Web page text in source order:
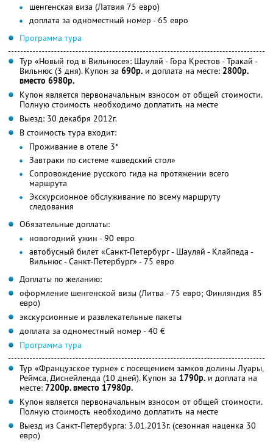
шенгенская виза (Латвия 75 евро)
доплата за одноместный номер - 65 евро
Программа тура
Тур «Новый год в Вильнюсе»: Шауляй - Гора Крестов - Тракай -
Вильнюс (3 дня). Купон за 690р. и доплата на месте: 2800р.
вместо 6980р.
Купон является первоначальным взносом от общей стоимости.
Полную стоимость необходимо доплатить на месте
Выезд: 30 декабря 2012г.
В стоимость тура входит:
Проживание в отеле 3*
Завтраки по системе «шведский стол»
Сопровождение русского гида на протяжении всего
маршрута
Экскурсионное обслуживание по всему маршруту
следования
Обязательные доплаты:
новогодний ужин - 90 евро
автобусный билет «Санкт-Петербург - Шауляй - Клайпеда -
Вильнюс - Санкт-Петербург» - 75 евро
Доплаты по желанию:
оформление шенгенской визы (Литва - 75 евро; Финляндия 85
евро)
экскурсионные и развлекательные пакеты
доплата за одноместный номер - 40 €
Программа тура
Тур «Французское турне» с посещением замков долины Луары,
Реймса, Диснейленда (10 дней). Купон за 1790р. и доплата на
месте: 7200р. вместо 17980р.
Купон является первоначальным взносом от общей стоимости.
Полную стоимость необходимо доплатить на месте
Выезд из Санкт-Петербурга: 3.01.2013г. (сезонная наценка 30
евро)